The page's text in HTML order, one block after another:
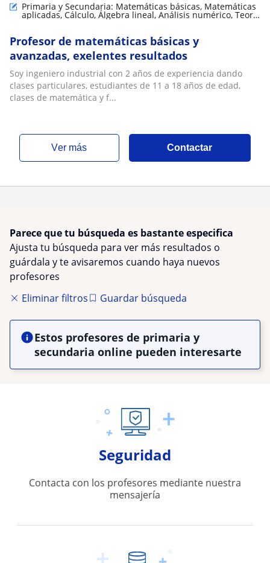
Primaria y Secundaria: Matemáticas básicas, Matemáticas
aplicadas, Cálculo, Álgebra lineal, Análisis numérico, Teoría
de números
Profesor de matemáticas básicas y
avanzadas, exelentes resultados
Soy ingeniero industrial con 2 años de experiencia dando
clases particulares, estudiantes de 11 a 18 años de edad,
clases de matemática y f...
ver más Contactar
Parece que tu búsqueda es bastante especifica
Ajusta tu búsqueda para ver más resultados o
guárdala y te avisaremos cuando haya nuevos
profesores
Eliminar filtros
Guardar búsqueda
Estos profesores de primaria y
secundaria online pueden interesarte
Seguridad
Contacta con los profesores mediante nuestra
mensajería